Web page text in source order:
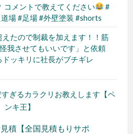
コメントで教えてください
#
場 #足場 #外壁塗装 #shorts
たので制裁を加えます！！筋
我させてもいいです」と依頼
ッキリに社長がブチギレ
ぎるカラクリお教えします【ペ
ンキ王】
積【全国見積もりサポ